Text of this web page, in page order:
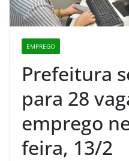
EMPREGO
Prefeitura
para 28
emprego
feira, 13/2